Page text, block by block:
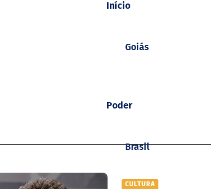
Goiás
Brasil
Início
Poder
CULTURA